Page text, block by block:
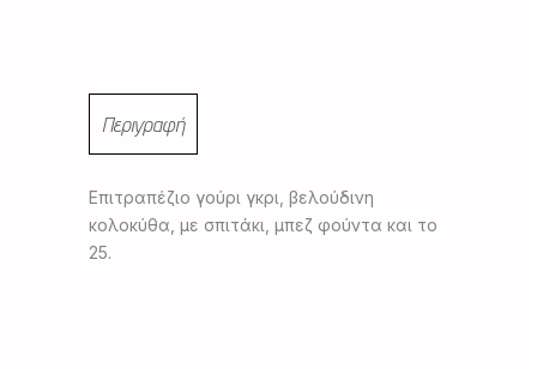
Περιγραφή
Επιτραπέζιο γούρι γκρι, βελούδινη
κολοκύθα, με σπιτάκι, μπεζ φούντα και το
25.